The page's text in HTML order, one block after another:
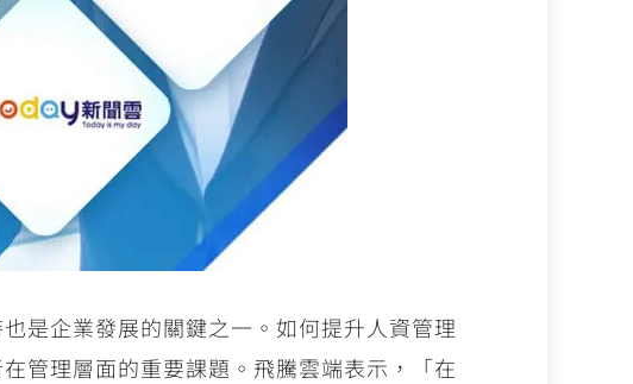
是企業發展的關鍵之一。如何提升人資管理
管理層面的重要課題。飛騰雲端表示，「在